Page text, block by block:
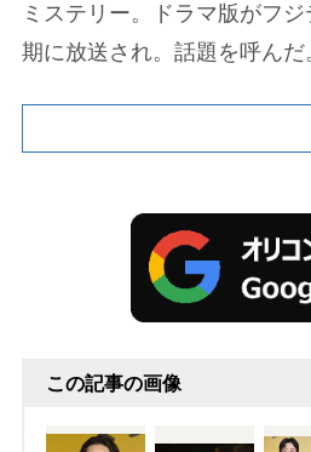
ミステリー。ドラマ版がフ
期に放送され。話題を呼んだ
この記事の画像